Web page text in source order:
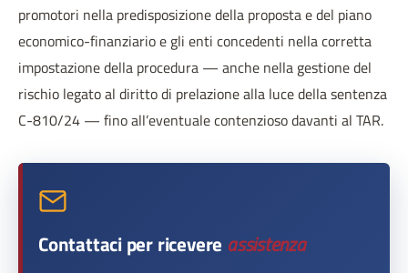
promotori nella predisposizione della proposta e del piano
economico-finanziario e gli enti concedenti nella corretta
impostazione della procedura — anche nella gestione del
rischio legato al diritto di prelazione alla luce della sentenza
C-810/24 — fino all’eventuale contenzioso davanti al TAR.
Contattaci per ricevere assistenza